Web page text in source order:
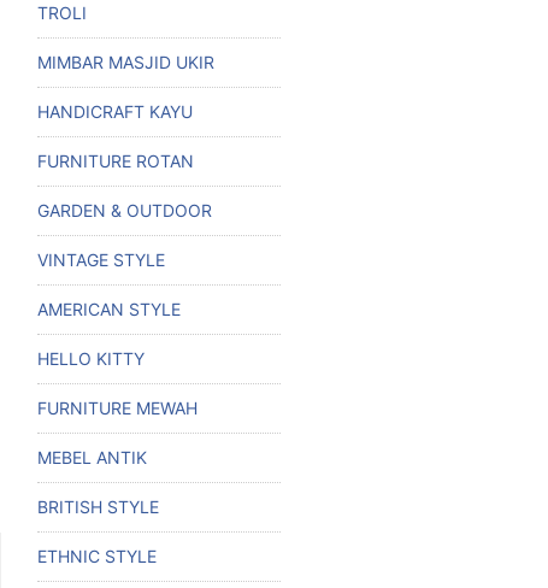
TROLI
MIMBAR MASJID UKIR
HANDICRAFT KAYU
FURNITURE ROTAN
GARDEN & OUTDOOR
VINTAGE STYLE
AMERICAN STYLE
HELLO KITTY
FURNITURE MEWAH
MEBEL ANTIK
BRITISH STYLE
ETHNIC STYLE